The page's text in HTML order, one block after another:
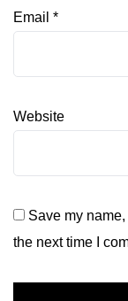
Email *
Website
Save my
the next time I